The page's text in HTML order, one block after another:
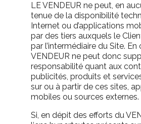
LE VENDEUR ne peut, en
tenue de la disponibilité
Internet ou d’applications
par des tiers auxquels le
par l’intermédiaire du Site. En
VENDEUR ne peut donc
responsabilité quant aux
publicités, produits et
sur ou à partir de ces sites,
mobiles ou sources externes.
Si, en dépit des efforts du